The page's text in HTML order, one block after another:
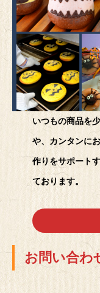
いつもの商品を
や、カンタンに
作りをサポート
ております。
お問い合わ